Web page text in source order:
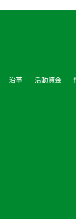
沿革 活動資金